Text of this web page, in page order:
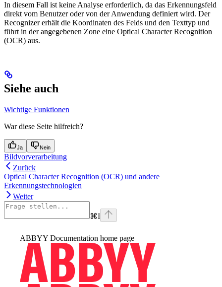
In diesem Fall ist keine Analyse erforderlich, da das Erkennungsfeld
direkt vom Benutzer oder von der Anwendung definiert wird. Der
Recognizer erhält die Koordinaten des Felds und den Texttyp und
führt in der angegebenen Zone eine Optical Character Recognition
(OCR) aus.
Siehe auch
Wichtige Funktionen
War diese Seite hilfreich?
Ja Nein
Bildvorverarbeitung
Zurück
Optical Character Recognition (OCR) und andere
Erkennungstechnologien
Weiter
⌘I
ABBYY Documentation home page